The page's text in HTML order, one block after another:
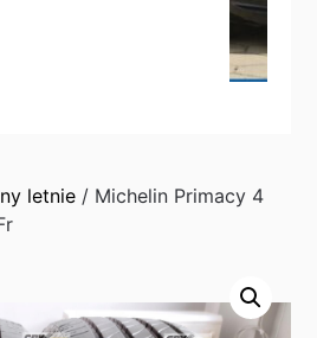
letnie / Michelin Primacy 4